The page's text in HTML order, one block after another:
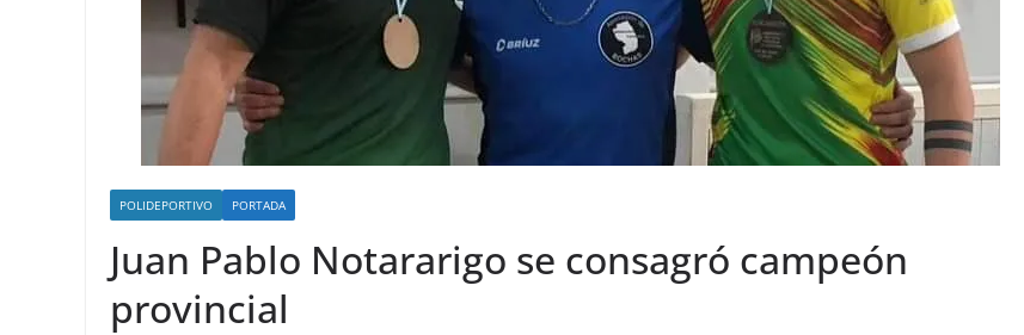
POLIDEPORTIVO PORTADA
Juan Pablo Notararigo se consagró campeón
provincial